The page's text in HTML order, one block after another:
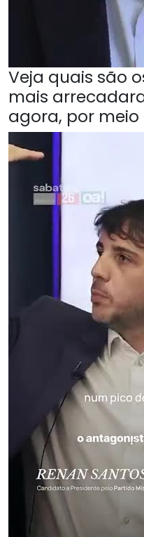
Veja quais são
mais
agora, por